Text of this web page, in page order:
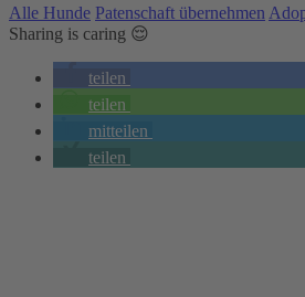
Alle Hunde Patenschaft übernehmen
Sharing is caring 😌
teilen
teilen
mitteilen
teilen